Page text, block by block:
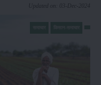
Updated on: 03-Dec-2024